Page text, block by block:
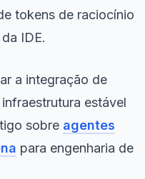
tokens de raciocínio
IDE.
a integração de
estável
sobre agentes
para engenharia de